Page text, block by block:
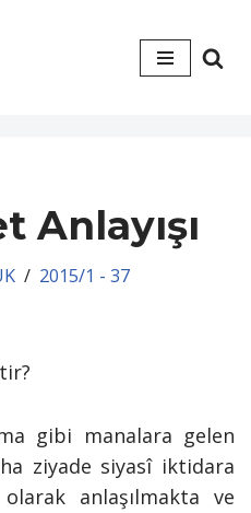
Anlayışı
2015/1 - 37
gibi manalara gelen
ziyade siyasî iktidara
anlaşılmakta ve